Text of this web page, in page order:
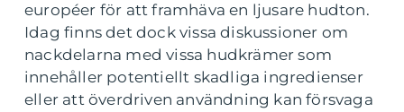
européer för att framhäva en ljusare hudton.
Idag finns det dock vissa diskussioner om
nackdelarna med vissa hudkrämer som
innehåller potentiellt skadliga ingredienser
eller att överdriven användning kan försvaga